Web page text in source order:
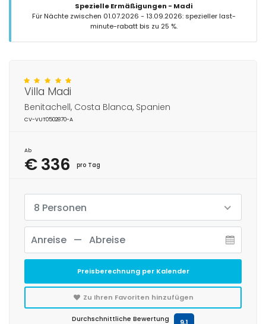
Spezielle Ermäßigungen - Madi
Für Nächte zwischen 01.07.2026 - 13.09.2026: spezieller last-
minute-rabatt bis zu 25 %.
Villa Madi
Benitachell, Costa Blanca, Spanien
CV-VUT0502870-A
Ab
€ 336 pro Tag
8 Personen
Preisberechnung per Kalender
Zu Ihren Favoriten hinzufügen
Durchschnittliche Bewertung